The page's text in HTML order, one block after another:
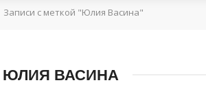
Записи с меткой "Юлия Васина"
ЮЛИЯ ВАСИНА